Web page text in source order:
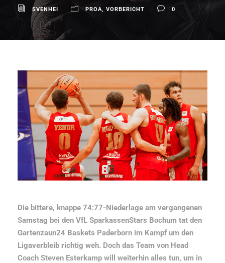
SVENHEI PROA, VORBERICHT 0
Die bittere, knappe 74:77-Niederlage am vergangenen
Samstag bei den VfL SparkassenStars Bochum tat den
Gartenzaun24 Baskets Paderborn im Kampf um den
Ligaverbleib richtig weh. Doch das Team von Head
Coach Steven Esterkamp will weiterhin alles tun, um in